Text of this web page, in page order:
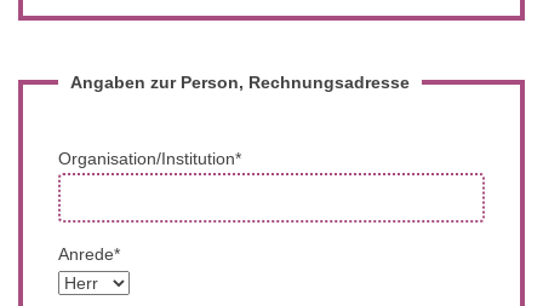
Angaben zur Person, Rechnungsadresse
Organisation/Institution*
Anrede*